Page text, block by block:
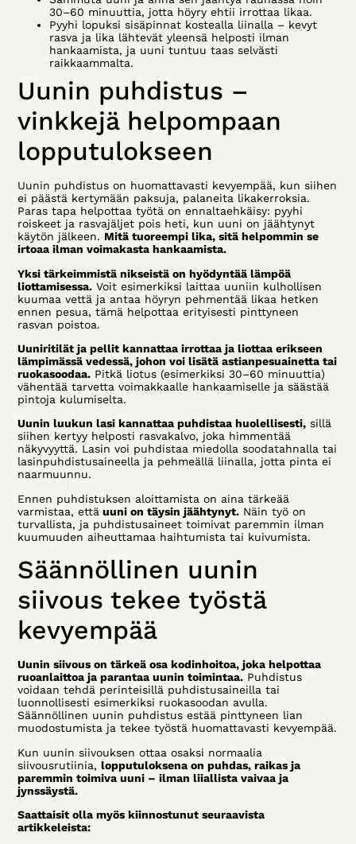
30–60 minuuttia, jotta höyry ehtii irrottaa likaa.
Pyyhi lopuksi sisäpinnat kostealla liinalla – kevyt
rasva ja lika lähtevät yleensä helposti ilman
hankaamista, ja uuni tuntuu taas selvästi
raikkaammalta.
Uunin puhdistus –
vinkkejä helpompaan
lopputulokseen
Uunin puhdistus on huomattavasti kevyempää, kun siihen
ei päästä kertymään paksuja, palaneita likakerroksia.
Paras tapa helpottaa työtä on ennaltaehkäisy: pyyhi
roiskeet ja rasvajäljet pois heti, kun uuni on jäähtynyt
käytön jälkeen. Mitä tuoreempi lika, sitä helpommin se
irtoaa ilman voimakasta hankaamista.
Yksi tärkeimmistä nikseistä on hyödyntää lämpöä
liottamisessa. Voit esimerkiksi laittaa uuniin kulhollisen
kuumaa vettä ja antaa höyryn pehmentää likaa hetken
ennen pesua, tämä helpottaa erityisesti pinttyneen
rasvan poistoa.
Uuniritilät ja pellit kannattaa irrottaa ja liottaa erikseen
lämpimässä vedessä, johon voi lisätä astianpesuainetta tai
ruokasoodaa. Pitkä liotus (esimerkiksi 30–60 minuuttia)
vähentää tarvetta voimakkaalle hankaamiselle ja säästää
pintoja kulumiselta.
Uunin luukun lasi kannattaa puhdistaa huolellisesti, sillä
siihen kertyy helposti rasvakalvo, joka himmentää
näkyvyyttä. Lasin voi puhdistaa miedolla soodatah­nalla tai
lasinpuhdistusaineella ja pehmeällä liinalla, jotta pinta ei
naarmuunnu.
Ennen puhdistuksen aloittamista on aina tärkeää
varmistaa, että uuni on täysin jäähtynyt. Näin työ on
turvallista, ja puhdistusaineet toimivat paremmin ilman
kuumuuden aiheuttamaa haihtumista tai kuivumista.
Säännöllinen uunin
siivous tekee työstä
kevyempää
Uunin siivous on tärkeä osa kodinhoitoa, joka helpottaa
ruoanlaittoa ja parantaa uunin toimintaa. Puhdistus
voidaan tehdä perinteisillä puhdistusaineilla tai
luonnollisesti esimerkiksi ruokasoodan avulla.
Säännöllinen uunin puhdistus estää pinttyneen lian
muodostumista ja tekee työstä huomattavasti kevyempää.
Kun uunin siivouksen ottaa osaksi normaalia
siivousrutiinia,lopputuloksena on puhdas, raikas ja
paremmin toimiva uuni – ilman liiallista vaivaa ja
jynssäystä.
Saattaisit olla myös kiinnostunut seuraavista
artikkeleista: